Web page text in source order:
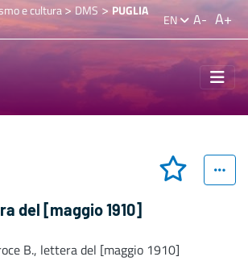
e cultura>DMS > PUGLIA
EN A- A+
del [maggio 1910]
B., lettera del [maggio 1910]